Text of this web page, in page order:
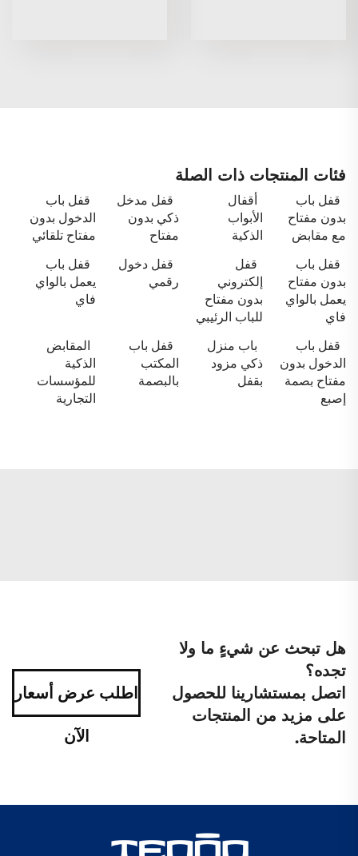
فئات المنتجات ذات الصلة
قفل باب
بدون مفتاح
مع مقابض
أقفال
الأبواب
الذكية
قفل مدخل
ذكي بدون
مفتاح
قفل باب
الدخول بدون
مفتاح تلقائي
قفل باب
بدون مفتاح
يعمل بالواي
فاي
قفل
إلكتروني
بدون مفتاح
للباب الرئيبي
قفل دخول
رقمي
قفل باب
يعمل بالواي
فاي
قفل باب
الدخول بدون
مفتاح بصمة
إصبع
باب منزل
ذكي مزود
بقفل
قفل باب
المكتب
بالبصمة
المقابض
الذكية
للمؤسسات
التجارية
هل تبحث عن شيءٍ ما ولا
تجده؟
اتصل بمستشارينا للحصول
على مزيد من المنتجات
المتاحة.
اطلب عرض أسعار
الآن